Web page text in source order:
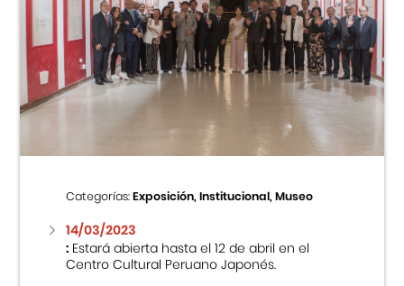
Categorías:Exposición, Institucional, Museo
14/03/2023
:Estará abierta hasta el 12 de abril en el
Centro Cultural Peruano Japonés.